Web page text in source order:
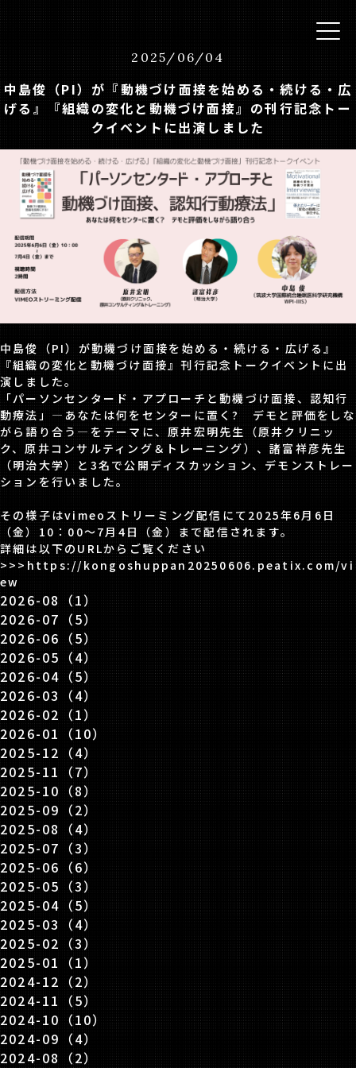
2025/ 06/04
中島俊（PI）が『動機づけ面接を始める・続ける・広
げる』『組織の変化と動機づけ面接』の刊行記念トー
クイベントに出演しました
中島俊（PI）が動機づけ面接を始める・続ける・広げる』
『組織の変化と動機づけ面接』刊行記念トークイベントに出
演しました。
「パーソンセンタード・アプローチと動機づけ面接、認知行
動療法」―あなたは何をセンターに置く? デモと評価をしな
がら語り合う―をテーマに、原井宏明先生（原井クリニッ
ク、原井コンサルティング＆トレーニング）、諸富祥彦先生
（明治大学）と3名で公開ディスカッション、デモンストレー
ションを行いました。
その様子はvimeoストリーミング配信にて2025年6月6日
（金）10：00～7月4日（金）まで配信されます。
詳細は以下のURLからご覧ください
>>> https://kongoshuppan20250606.peatix.com/vi
ew
2026-08（1）
2026-07（5）
2026-06（5）
2026-05（4）
2026-04（5）
2026-03（4）
2026-02（1）
2026-01（10）
2025-12（4）
2025-11（7）
2025-10（8）
2025-09（2）
2025-08（4）
2025-07（3）
2025-06（6）
2025-05（3）
2025-04（5）
2025-03（4）
2025-02（3）
2025-01（1）
2024-12（2）
2024-11（5）
2024-10（10）
2024-09（4）
2024-08（2）